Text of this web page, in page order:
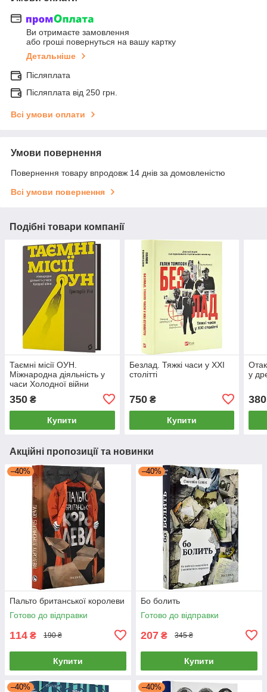
Ви отримаєте замовлення
або гроші повернуться на вашу картку
Детальніше
Післяплата
Післяплата від 250 грн.
Всі умови оплати
Умови повернення
Повернення товару впродовж 14 днів за домовленістю
Всі умови повернення
Подібні товари компанії
Таємні місії ОУН.
Міжнародна діяльність у
часи Холодної війни
350 ₴
Купити
Безлад. Тяжкі часи у XXI
столітті
750₴
Купити
у
380
Акційні пропозиції та новинки
–40%
Пальто британської королеви
Готово до відправки
114 ₴ 190 ₴
Купити
–40%
Бо болить
Готово до відправки
207 ₴ 345 ₴
Купити
–40% –40%